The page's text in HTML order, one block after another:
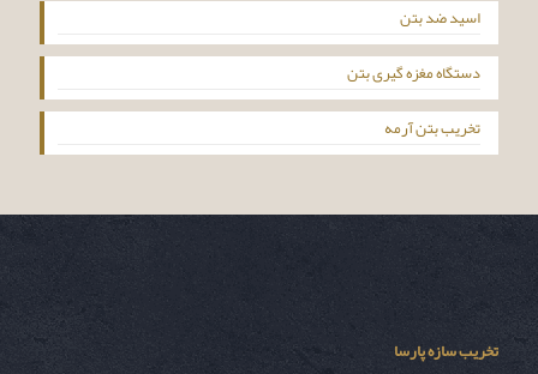
اسید ضد بتن
دستگاه مغزه گیری بتن
تخریب بتن آرمه
تخریب سازه پارسا